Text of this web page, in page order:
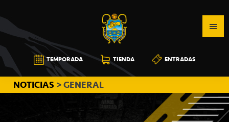
a
la
navegación
principal
al
contenido
principal
a
la
barra
lateral
principal
CB
CANARIAS
TEMPORADA TIENDA ENTRADAS
NOTICIAS > GENERAL